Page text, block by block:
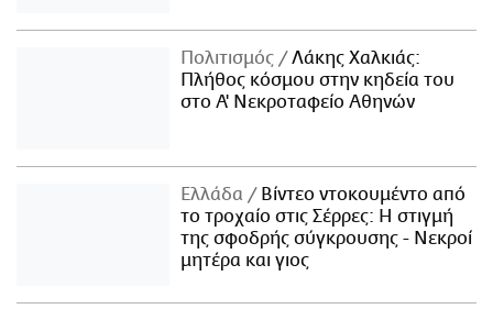
Πολιτισμός
Λάκης Χαλκιάς:
Πλήθος κόσμου στην κηδεία του
στο Α' Νεκροταφείο Αθηνών
Ελλάδα
Βίντεο ντοκουμέντο από
το τροχαίο στις Σέρρες: Η στιγμή
της σφοδρής σύγκρουσης - Νεκροί
μητέρα και γιος